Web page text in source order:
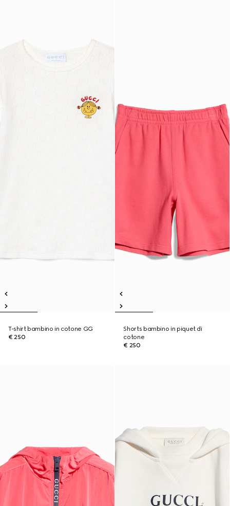
T-shirt bambino in cotone GG
€ 250
Shorts bambino in piquet di
cotone
€ 250